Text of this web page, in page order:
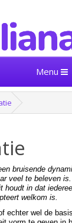
Menu
bruisende
veel te beleven
houdt in dat
welkom is.
echter wel de